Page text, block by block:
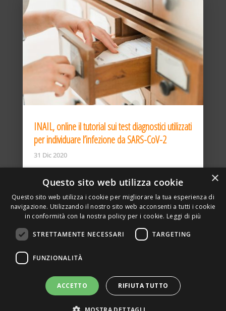
INAIL, online il tutorial sui test diagnostici utilizzati
per individuare l’infezione da SARS-CoV-2
31 Dic 2020
DELLA TORRE, 15 – 20127 – MILANO – P. IVA
SITO REALIZZATO DA GRAFICAEFOTO WEB AGENCY –
PARTNER SINTEL
×
Questo sito web utilizza cookie
Questo sito web utilizza i cookie per migliorare la tua esperienza di
navigazione. Utilizzando il nostro sito web acconsenti a tutti i cookie
in conformità con la nostra policy per i cookie. Leggi di più
STRETTAMENTE NECESSARI TARGETING
FUNZIONALITÀ
ACCETTO RIFIUTA TUTTO